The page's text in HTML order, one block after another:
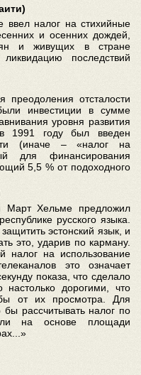
ввел налог на стихийные
и осенних дождей,
и живущих в стране
последствий
отсталости
инвестиции в сумме
уровня развития
1991 году был введен
(иначе – «налог на
для финансирования
5,5 % от подоходного
Март Хельме предложил
русского языка.
эстонский язык, и
это, ударив по карману.
налог на использование
это означает
показа, что сделало
дорогими, что
от их просмотра. Для
рассчитывать налог по
на основе площади